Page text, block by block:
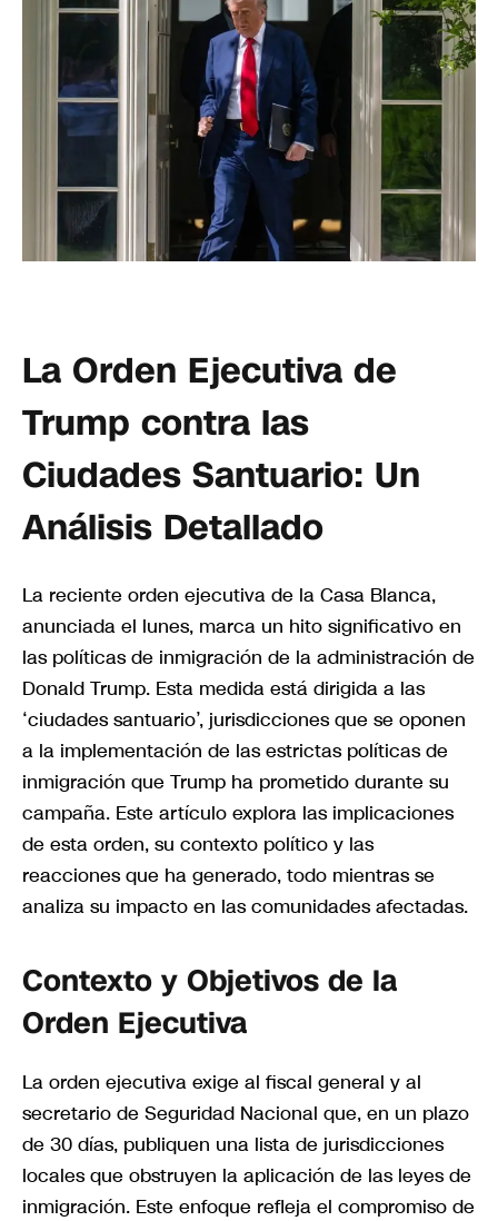
La Orden Ejecutiva de
Trump contra las
Ciudades Santuario: Un
Análisis Detallado
La reciente orden ejecutiva de la Casa Blanca,
anunciada el lunes, marca un hito significativo en
las políticas de inmigración de la administración de
Donald Trump. Esta medida está dirigida a las
‘ciudades santuario’, jurisdicciones que se oponen
a la implementación de las estrictas políticas de
inmigración que Trump ha prometido durante su
campaña. Este artículo explora las implicaciones
de esta orden, su contexto político y las
reacciones que ha generado, todo mientras se
analiza su impacto en las comunidades afectadas.
Contexto y Objetivos de la
Orden Ejecutiva
La orden ejecutiva exige al fiscal general y al
secretario de Seguridad Nacional que, en un plazo
de 30 días, publiquen una lista de jurisdicciones
locales que obstruyen la aplicación de las leyes de
inmigración. Este enfoque refleja el compromiso de